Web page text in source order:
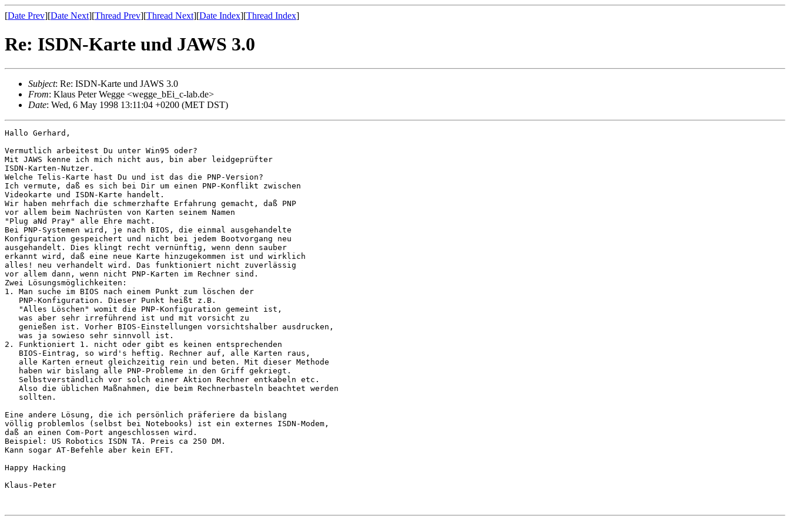
[Date Prev][Date Next][Thread Prev][Thread Next][Date Index][Thread Index]
Re: ISDN-Karte und JAWS 3.0
Subject: Re: ISDN-Karte und JAWS 3.0
From: Klaus Peter Wegge <wegge_bEi_c-lab.de>
Date: Wed, 6 May 1998 13:11:04 +0200 (MET DST)
Hallo Gerhard,
Vermutlich arbeitest Du unter Win95 oder?
Mit JAWS kenne ich mich nicht aus, bin aber leidgeprüfter
ISDN-Karten-Nutzer.
Welche Telis-Karte hast Du und ist das die PNP-Version?
Ich vermute, daß es sich bei Dir um einen PNP-Konflikt zwischen
Videokarte und ISDN-Karte handelt.
Wir haben mehrfach die schmerzhafte Erfahrung gemacht, daß PNP
vor allem beim Nachrüsten von Karten seinem Namen
"Plug aNd Pray" alle Ehre macht.
Bei PNP-Systemen wird, je nach BIOS, die einmal ausgehandelte
Konfiguration gespeichert und nicht bei jedem Bootvorgang neu
ausgehandelt. Dies klingt recht vernünftig, wenn denn sauber
erkannt wird, daß eine neue Karte hinzugekommen ist und wirklich
alles! neu verhandelt wird. Das funktioniert nicht zuverlässig
vor allem dann, wenn nicht PNP-Karten im Rechner sind.
Zwei Lösungsmöglichkeiten:
1. Man suche im BIOS nach einem Punkt zum löschen der
   PNP-Konfiguration. Dieser Punkt heißt z.B.
   "Alles Löschen" womit die PNP-Konfiguration gemeint ist,
   was aber sehr irreführend ist und mit vorsicht zu
   genießen ist. Vorher BIOS-Einstellungen vorsichtshalber ausdrucken,
   was ja sowieso sehr sinnvoll ist.
2. Funktioniert 1. nicht oder gibt es keinen entsprechenden
   BIOS-Eintrag, so wird's heftig. Rechner auf, alle Karten raus,
   alle Karten erneut gleichzeitig rein und beten. Mit dieser Methode
   haben wir bislang alle PNP-Probleme in den Griff gekriegt.
   Selbstverständlich vor solch einer Aktion Rechner entkabeln etc.
   Also die üblichen Maßnahmen, die beim Rechnerbasteln beachtet werden
   sollten.
Eine andere Lösung, die ich persönlich präferiere da bislang
völlig problemlos (selbst bei Notebooks) ist ein externes ISDN-Modem,
daß an einen Com-Port angeschlossen wird.
Beispiel: US Robotics ISDN TA. Preis ca 250 DM.
Kann sogar AT-Befehle aber kein EFT.
Happy Hacking
Klaus-Peter